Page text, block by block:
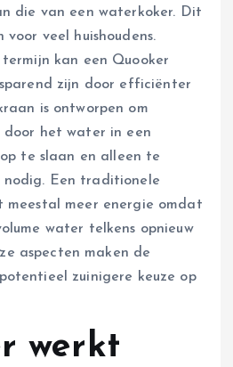
die van een waterkoker. Dit
veel huishoudens.
kan een Quooker
zijn door efficiënter
is ontworpen om
door het water in een
te slaan en alleen te
nodig. Een traditionele
meestal meer energie omdat
water telkens opnieuw
aspecten maken de
zuinigere keuze op
werkt